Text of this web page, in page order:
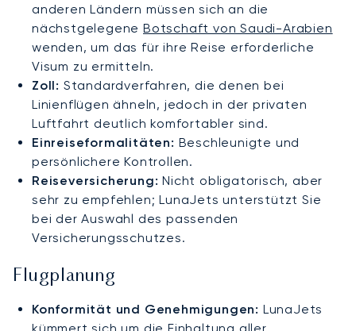
anderen Ländern müssen sich an die
nächstgelegeneBotschaft von Saudi-Arabien
wenden, um das für ihre Reise erforderliche
Visum zu ermitteln.
Zoll: Standardverfahren, die denen bei
Linienflügen ähneln, jedoch in der privaten
Luftfahrt deutlich komfortabler sind.
Einreiseformalitäten: Beschleunigte und
persönlichere Kontrollen.
Reiseversicherung: Nicht obligatorisch, aber
sehr zu empfehlen; LunaJets unterstützt Sie
bei der Auswahl des passenden
Versicherungsschutzes.
Flugplanung
Konformität und Genehmigungen: LunaJets
kümmert sich um die Einhaltung aller